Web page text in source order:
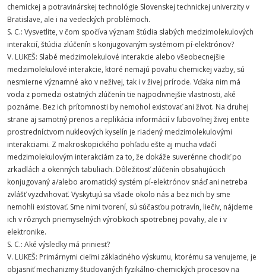
chemickej a potravinárskej technológie Slovenskej technickej univerzity v
Bratislave, ale i na vedeckých problémoch.
S. C.: Vysvetlite, v čom spočíva význam štúdia slabých medzimolekulových
interakcií, štúdia zlúčenín s konjugovaným systémom pí-elektrónov?
V. LUKEŠ: Slabé medzimolekulové interakcie alebo všeobecnejšie
medzimolekulové interakcie, ktoré nemajú povahu chemickej väzby, sú
nesmierne významné ako v neživej, tak i v živej prírode. Vďaka nim má
voda z pomedzi ostatných zlúčenín tie najpodivnejšie vlastnosti, aké
poznáme. Bez ich prítomnosti by nemohol existovať ani život. Na druhej
strane aj samotný prenos a replikácia informácií v ľubovoľnej živej entite
prostredníctvom nukleových kyselín je riadený medzimolekulovými
interakciami. Z makroskopického pohľadu ešte aj mucha vďačí
medzimolekulovým interakciám za to, že dokáže suverénne chodiť po
zrkadlách a okenných tabuliach. Dôležitosť zlúčenín obsahujúcich
konjugovaný a/alebo aromatický systém pí-elektrónov snáď ani netreba
zvlášť vyzdvihovať. Vyskytujú sa všade okolo nás a bez nich by sme
nemohli existovať. Sme nimi tvorení, sú súčasťou potravín, liečiv, nájdeme
ich v rôznych priemyselných výrobkoch spotrebnej povahy, ale i v
elektronike.
S. C.: Aké výsledky má priniesť?
V. LUKEŠ: Primárnymi cieľmi základného výskumu, ktorému sa venujeme, je
objasniť mechanizmy študovaných fyzikálno-chemických procesov na